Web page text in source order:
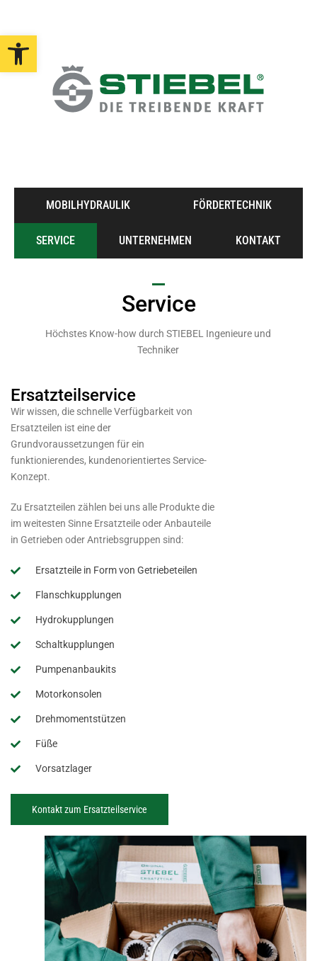
Open toolbar
MOBILHYDRAULIK FÖRDERTECHNIK
SERVICE UNTERNEHMEN KONTAKT
Service
Höchstes Know-how durch STIEBEL Ingenieure und
Techniker
Ersatzteilservice
Wir wissen, die schnelle Verfügbarkeit von
Ersatzteilen ist eine der
Grundvoraussetzungen für ein
funktionierendes, kundenorientiertes Service-
Konzept.
Zu Ersatzteilen zählen bei uns alle Produkte die
im weitesten Sinne Ersatzteile oder Anbauteile
in Getrieben oder Antriebsgruppen sind:
Ersatzteile in Form von Getriebeteilen
Flanschkupplungen
Hydrokupplungen
Schaltkupplungen
Pumpenanbaukits
Motorkonsolen
Drehmomentstützen
Füße
Vorsatzlager
Kontakt zum Ersatzteilservice